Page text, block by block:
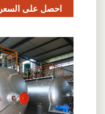
احصل على السعر